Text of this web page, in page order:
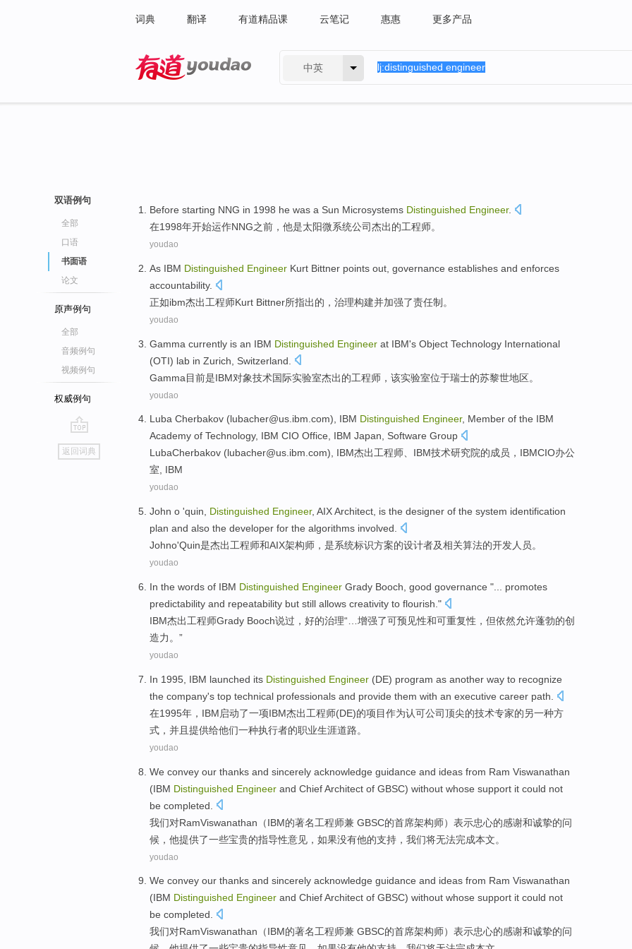
词典 翻译 有道精品课 云笔记 惠惠 更多产品
中英
双语例句
全部
口语
书面语
论文
原声例句
全部
音频例句
视频例句
权威例句
go
top
返回词典
Before starting NNG in 1998 he was a Sun Microsystems Distinguished Engineer.
在1998年开始运作NNG之前 ， 他是太阳微系统公司杰出的工程师。
youdao
As IBM Distinguished Engineer Kurt Bittner points out governance establishes and enforces
accountability.
正如ibm杰出工程师Kurt Bittner所指出的， 治理构建并加强了责任制。
youdao
Gamma currently is an IBM Distinguished Engineer at IBM's Object Technology International
(OTI) lab in Zurich Switzerland
Gamma目前是IBM对象技术国际实验室杰出的工程师 ，该实验室位于瑞士的苏黎世地区。
youdao
Luba Cherbakov (lubacher@us.ibm.com), IBM Distinguished Engineer, Member of the IBM
Academy of Technology, IBM CIO Office, IBM Japan, Software Group
LubaCherbakov (lubacher@us.ibm.com), IBM杰出工程师、IBM技术研究院的成员 ，IBMCIO办公
室, IBM
youdao
John o 'quin Distinguished Engineer, AIXArchitect is the designer of the system identification
plan and also the developer for the algorithms involved.
Johno'Quin是杰出工程师和AIX架构师 ，是系统标识方案的设计者及相关算法的开发人员。
youdao
In the words of IBM Distinguished Engineer Grady Booch, good governance "... promotes
predictability and repeatability but still allows creativity to flourish ."
IBM杰出工程师Grady Booch说过， 好的治理“… 增强了可预见性和可重复性 ， 但依然允许蓬勃的创
造力 。”
youdao
In 1995, IBM launched its Distinguished Engineer (DE) program as another way to recognize
the company's top technical professionals and provide them with an executive career path
在1995年， IBM启动了一项IBM杰出工程师(DE)的项目作为认可公司顶尖的技术专家的另一种方
式 ， 并且 提供给他们一种执行者的职业生涯道路。
youdao
We convey our thanks and sincerely acknowledge guidance and ideas from Ram Viswanathan
(IBM Distinguished Engineer and ChiefArchitect of GBSC) without whose support it could not
be completed
我们对RamViswanathan （IBM的著名工程师兼 GBSC的首席架构师）表示忠心的感谢和诚挚的问
候， 他提供了一些宝贵的指导性意见， 如果没有他的支持 ， 我们将无法完成本文。
youdao
We convey our thanks and sincerely acknowledge guidance and ideas from Ram Viswanathan
(IBM Distinguished Engineer and ChiefArchitect of GBSC) without whose support it could not
be completed.
我们对RamViswanathan （IBM的著名工程师兼 GBSC的首席架构师）表示忠心的感谢和诚挚的问